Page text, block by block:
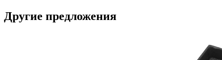
Другие предложения